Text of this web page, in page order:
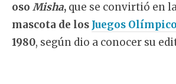
oso Misha, que se convirtió en
mascota de los Juegos
1980, según dio a conocer su